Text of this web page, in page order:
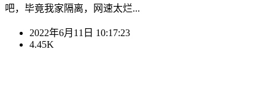
吧，毕竟我家隔离，网速太烂...
2022年6月11日 10:17:23
4.45K